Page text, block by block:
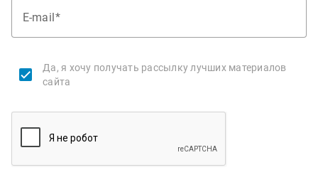
E-mail
Да, я хочу получать рассылку лучших материалов
сайта